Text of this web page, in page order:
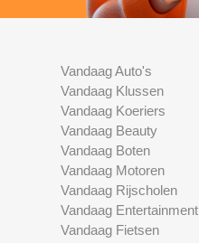
Vandaag Auto's
Vandaag Klussen
Vandaag Koeriers
Vandaag Beauty
Vandaag Boten
Vandaag Motoren
Vandaag Rijscholen
Vandaag Entertainment
Vandaag Fietsen